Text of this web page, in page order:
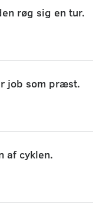
røg sig en tur.
job som præst.
af cyklen.